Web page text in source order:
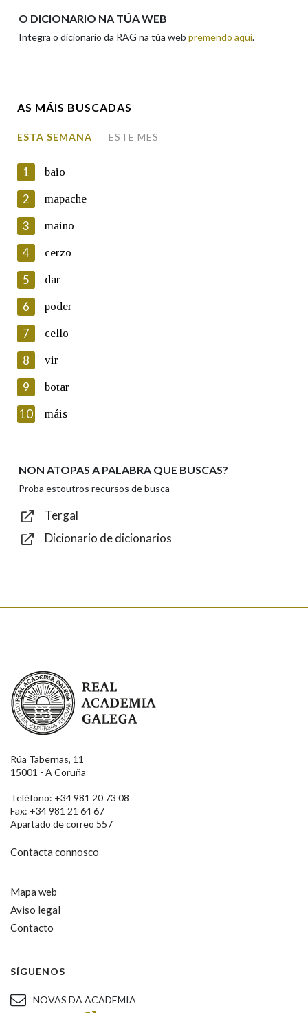
LIMPAR
En cumprimento da normativa vixente en materia de
Protección de Datos de Carácter Persoal, a Real Academia
Galega informa a aqueles usuarios que faciliten o seu correo
electrónico, así como calquera outra información de carácter
persoal, que estes datos serán obxecto de tratamento
automatizado de carácter confidencial e incorporados aos seus
ficheiros informáticos. Así mesmo, os usuarios poderán exercer o
seu dereito de acceso, rectificación, oposición e cancelación dos
seus datos poñéndose en contacto connosco.
Lin e acepto as condicións da política de
Introduce o código que aparece na imaxe:
Texto de verificación
O DICIONARIO NA TÚA WEB
Integra o dicionario da RAG na túa web premendo aquí.
AS MÁIS BUSCADAS
ESTA SEMANA ESTE MES
1 baio
2 mapache
3 maino
4 cerzo
5 dar
6 poder
7 cello
8 vir
9 botar
10 máis
NON ATOPAS A PALABRA QUE BUSCAS?
Proba estoutros recursos de busca
Tergal
Dicionario de dicionarios
Real Academia Galega
Rúa Tabernas, 11
15001 - A Coruña
Teléfono: +34 981 20 73 08
Fax: +34 981 21 64 67
Apartado de correo 557
Contacta connosco
Mapa web
Aviso legal
Contacto
SÍGUENOS
NOVAS DA ACADEMIA